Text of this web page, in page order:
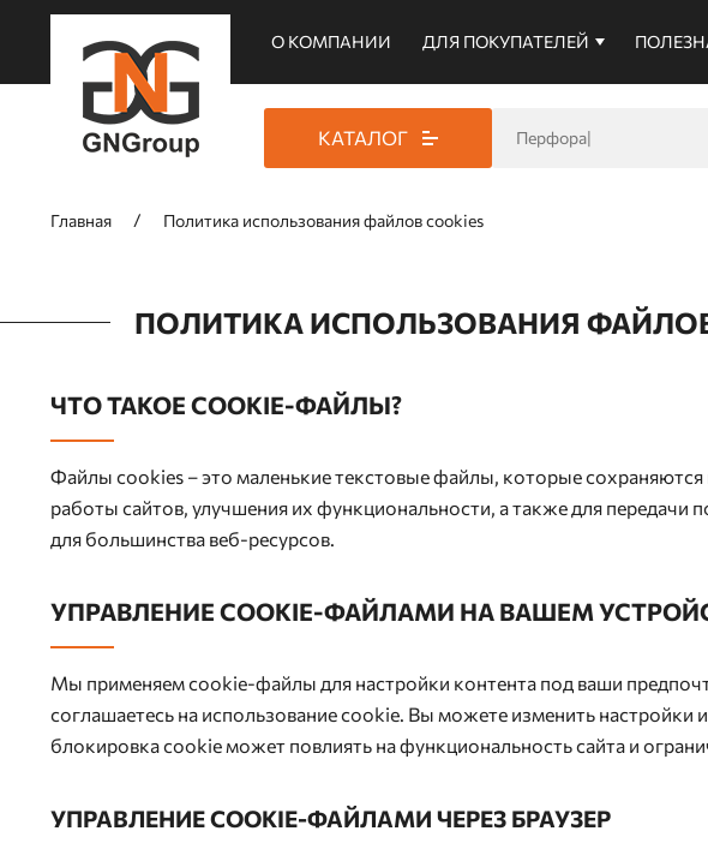
О КОМПАНИИ ДЛЯ ПОКУПАТЕЛЕЙ
КАТАЛОГ
Главная Политика использования файлов cookies
ПОЛИТИКА ИСПОЛЬЗОВАНИЯ ФАЙЛОВ
ЧТО ТАКОЕ COOKIE-ФАЙЛЫ?
Файлы cookies – это маленькие текстовые файлы, которые
работы сайтов, улучшения их функциональности, а также для
для большинства веб-ресурсов.
УПРАВЛЕНИЕ COOKIE-ФАЙЛАМИ НА ВАШЕМ
Мы применяем cookie-файлы для настройки контента под ваши
соглашаетесь на использование cookie. Вы можете изменить настройки
блокировка cookie может повлиять на функциональность сайта и
УПРАВЛЕНИЕ COOKIE-ФАЙЛАМИ ЧЕРЕЗ БРАУЗЕР